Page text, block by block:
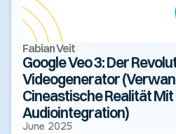
Fabian Veit
Google Veo 3: Der
Videogenerator
Cineastische Realität
Audiointegration)
June 2025